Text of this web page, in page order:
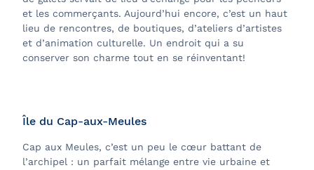
et les commerçants. Aujourd’hui encore, c’est un haut
lieu de rencontres, de boutiques, d’ateliers d’artistes
et d’animation culturelle. Un endroit qui a su
conserver son charme tout en se réinventant!
Île du Cap-aux-Meules
Cap aux Meules, c’est un peu le cœur battant de
l’archipel : un parfait mélange entre vie urbaine et